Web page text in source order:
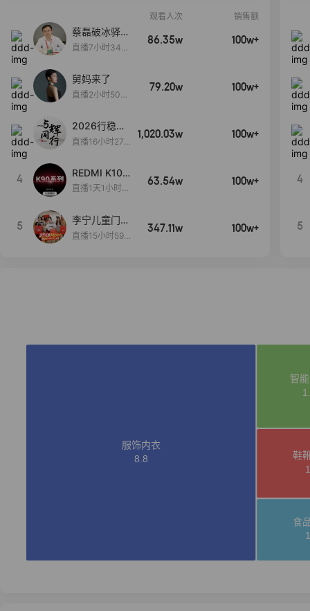
观看人次 销售额
蔡磊破冰驿站
直播间好物分
直播7小时34分
86.35w 100w+
舅妈来了
直播2小时50分
79.20w 100w+
2026行稳致
远
直播16小时27
1,020.03w 100w+
4
REDMI K100
Pro系列新品
启！
直播1天1小时6
63.54w 100w+
5
李宁儿童门店
爆款赤兔8pr
直播15小时59
347.11w 100w+
4
5